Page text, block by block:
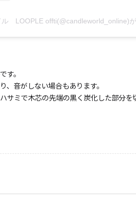
（利用シーン）イベント
ル LOOPLE offti(@candleworld_online)
す。
、音がしない場合もあります。
サミで木芯の先端の黒く炭化した部分を